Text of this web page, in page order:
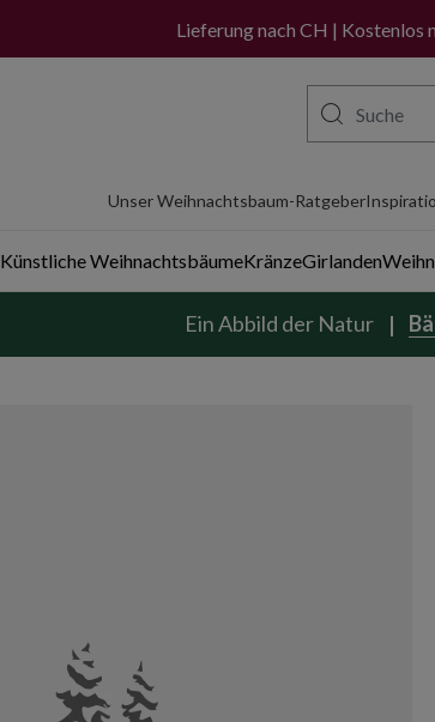
Lieferung nach CH | Kostenlos
Unser Weihnachtsbaum-Ratgeber
Künstliche WeihnachtsbäumeKränzeGirlanden
Ein Abbild der Natur